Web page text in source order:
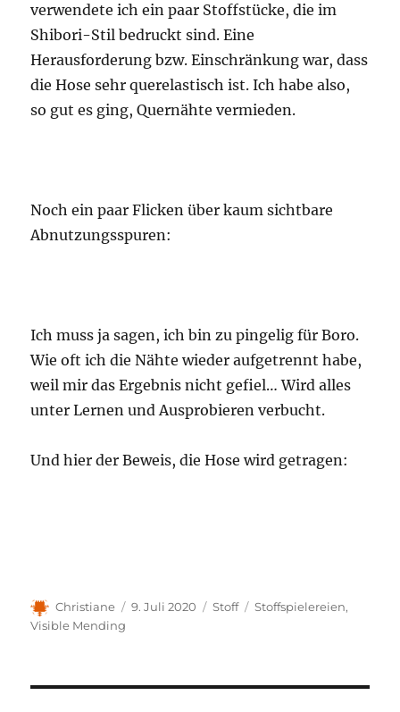
verwendete ich ein paar Stoffstücke, die im
Shibori-Stil bedruckt sind. Eine
Herausforderung bzw. Einschränkung war, dass
die Hose sehr querelastisch ist. Ich habe also,
so gut es ging, Quernähte vermieden.
Noch ein paar Flicken über kaum sichtbare
Abnutzungsspuren:
Ich muss ja sagen, ich bin zu pingelig für Boro.
Wie oft ich die Nähte wieder aufgetrennt habe,
weil mir das Ergebnis nicht gefiel… Wird alles
unter Lernen und Ausprobieren verbucht.
Und hier der Beweis, die Hose wird getragen:
Autor
Christiane
Veröffentlicht
9. Juli 2020 Kategorien
Stoff Schlagwörter
Stoffspielereien,
Visible Mending